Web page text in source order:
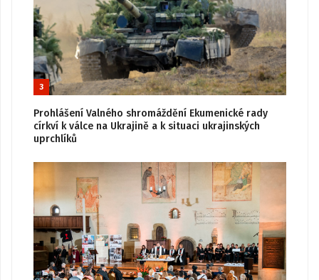
3
Prohlášení Valného shromáždění Ekumenické rady
církví k válce na Ukrajině a k situaci ukrajinských
uprchlíků